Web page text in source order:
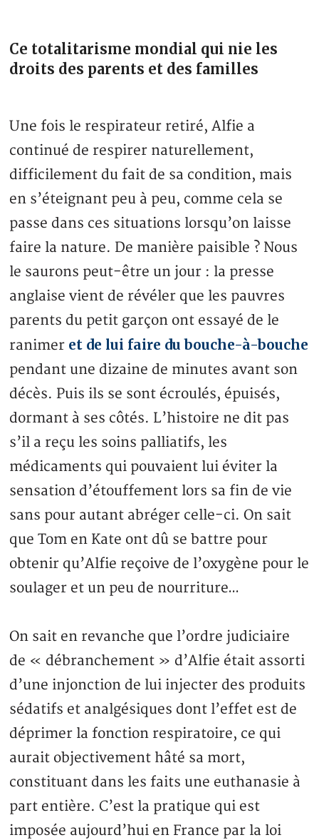
Ce totalitarisme mondial qui nie les
droits des parents et des familles
Une fois le respirateur retiré, Alfie a
continué de respirer naturellement,
difficilement du fait de sa condition, mais
en s’éteignant peu à peu, comme cela se
passe dans ces situations lorsqu’on laisse
faire la nature. De manière paisible ? Nous
le saurons peut-être un jour : la presse
anglaise vient de révéler que les pauvres
parents du petit garçon ont essayé de le
ranimer et de lui faire du bouche-à-bouche
pendant une dizaine de minutes avant son
décès. Puis ils se sont écroulés, épuisés,
dormant à ses côtés. L’histoire ne dit pas
s’il a reçu les soins palliatifs, les
médicaments qui pouvaient lui éviter la
sensation d’étouffement lors sa fin de vie
sans pour autant abréger celle-ci. On sait
que Tom en Kate ont dû se battre pour
obtenir qu’Alfie reçoive de l’oxygène pour le
soulager et un peu de nourriture…
On sait en revanche que l’ordre judiciaire
de « débranchement » d’Alfie était assorti
d’une injonction de lui injecter des produits
sédatifs et analgésiques dont l’effet est de
déprimer la fonction respiratoire, ce qui
aurait objectivement hâté sa mort,
constituant dans les faits une euthanasie à
part entière. C’est la pratique qui est
imposée aujourd’hui en France par la loi